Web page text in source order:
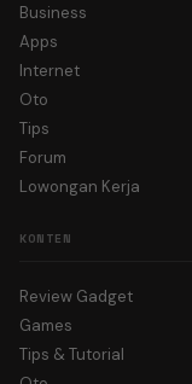
Business
Apps
Internet
Oto
Tips
Forum
Lowongan Kerja
KONTEN
Review Gadget
Games
Tips & Tutorial